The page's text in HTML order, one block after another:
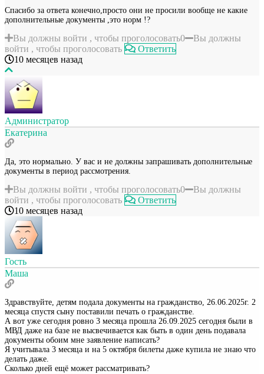
Спасибо за ответа конечно,просто они не просили вообще не какие
дополнительные документы ,это норм !?
Вы должны войти , чтобы проголосовать0
Вы должны
войти , чтобы проголосовать
Ответить
10 месяцев назад
Администратор
Екатерина
Да, это нормально. У вас и не должны запрашивать дополнительные
документы в период рассмотрения.
Вы должны войти , чтобы проголосовать0
Вы должны
войти , чтобы проголосовать
Ответить
10 месяцев назад
Гость
Маша
Здравствуйте, детям подала документы на гражданство, 26.06.2025г. 2
месяца спустя сыну поставили печать о гражданстве.
А вот уже сегодня ровно 3 месяца прошла 26.09.2025 сегодня были в
МВД даже на базе не высвечивается как быть в один день подавала
документы обоим мне заявление написать?
Я учитывала 3 месяца и на 5 октября билеты даже купила не знаю что
делать даже.
Сколько дней ещё может рассматривать?